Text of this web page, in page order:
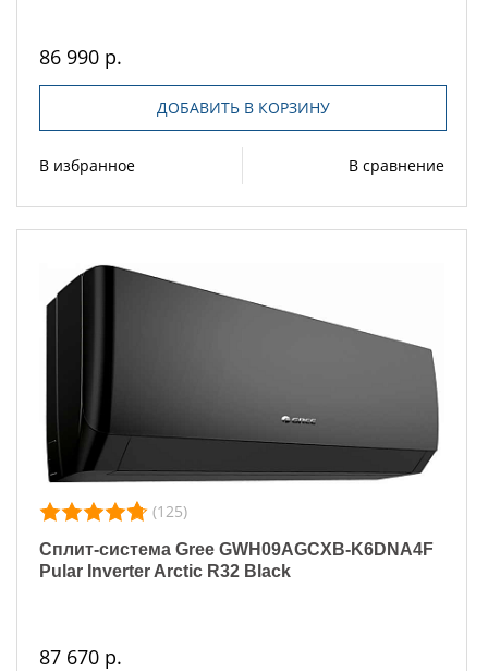
86 990 р.
ДОБАВИТЬ В КОРЗИНУ
В избранное В сравнение
(125)
Сплит-система Gree GWH09AGCXB-K6DNA4F
Pular Inverter Arctic R32 Black
87 670 р.